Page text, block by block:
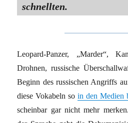
schnellten.
Leopard-Panzer, „Marder“,
Drohnen, russische
Beginn des russischen Angriffs
diese Vokabeln soin den Medien
scheinbar gar nicht mehr